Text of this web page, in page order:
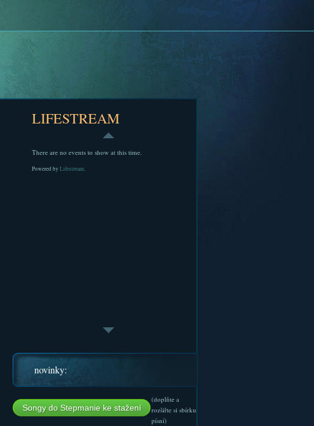
LIFESTREAM
There are no events to show at this time.
Powered by Lifestream.
novinky:
Songy do Stepmanie ke stažení
(doplňte a
rozšiřte si sbírku
písní)